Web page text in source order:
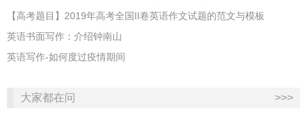
【高考题目】2019年高考全国II卷英语作文试题的范文与模板
英语书面写作：介绍钟南山
英语写作-如何度过疫情期间
大家都在问 >>>